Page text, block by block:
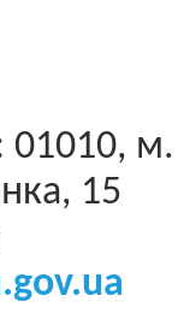
01010, м.
15